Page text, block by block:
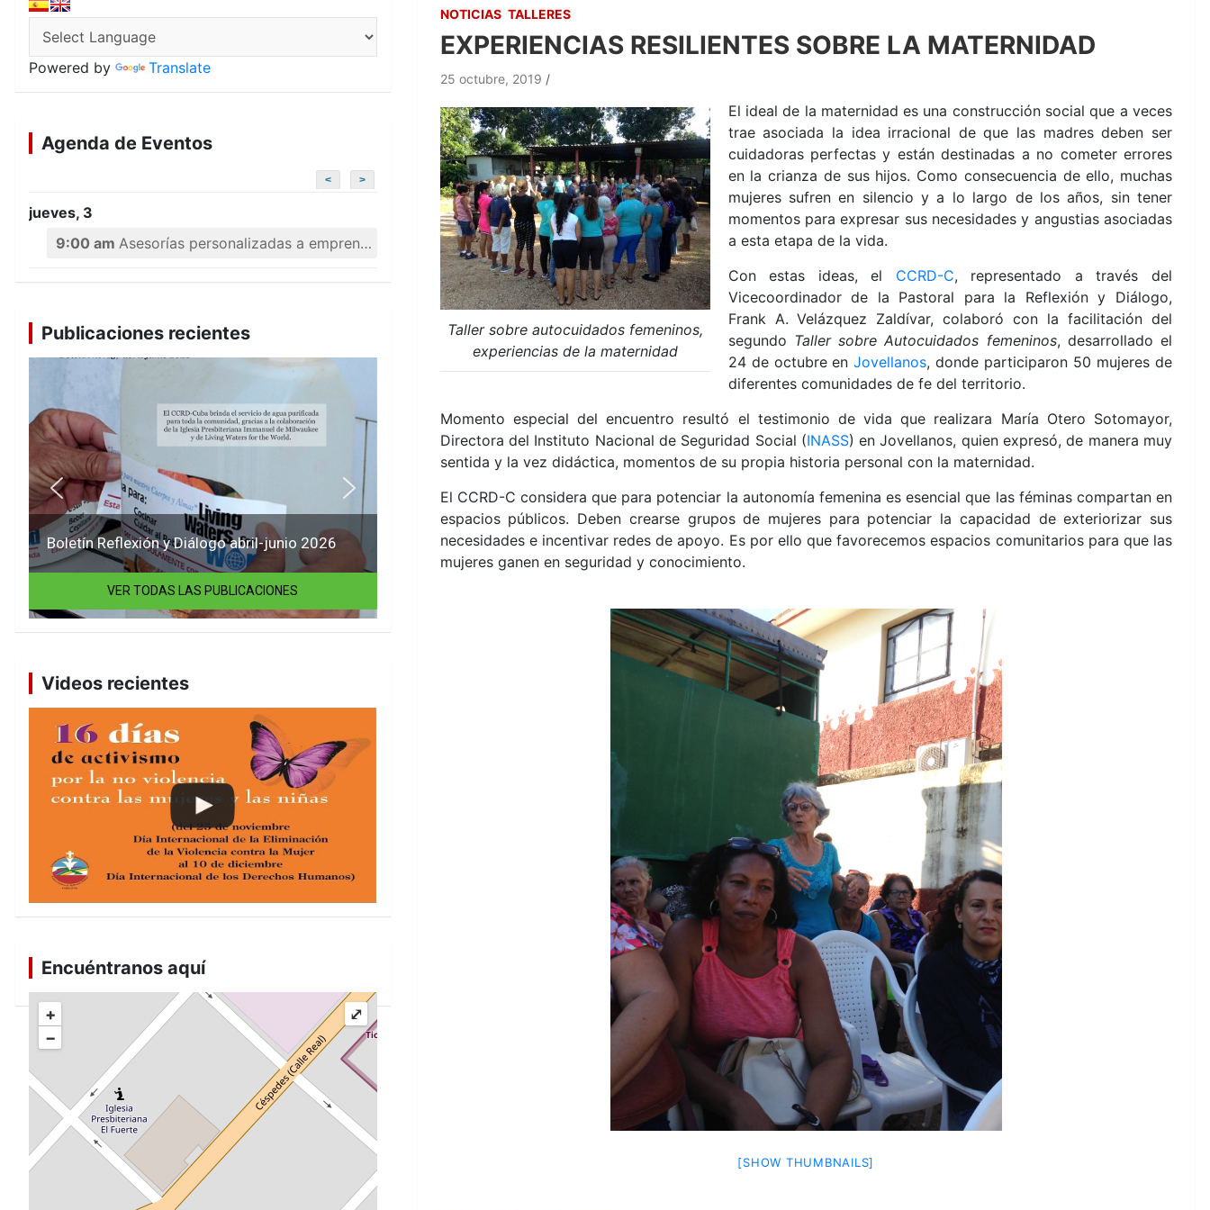
NOTICIAS TALLERES
EXPERIENCIAS RESILIENTES SOBRE LA MATERNIDAD
25 octubre, 2019
Taller sobre autocuidados femeninos,
experiencias de la maternidad
El ideal de la maternidad es una construcción social que a veces
trae asociada la idea irracional de que las madres deben ser
cuidadoras perfectas y están destinadas a no cometer errores
en la crianza de sus hijos. Como consecuencia de ello, muchas
mujeres sufren en silencio y a lo largo de los años, sin tener
momentos para expresar sus necesidades y angustias asociadas
a esta etapa de la vida.
Con estas ideas, el CCRD-C, representado a través del
Vicecoordinador de la Pastoral para la Reflexión y Diálogo,
Frank A. Velázquez Zaldívar, colaboró con la facilitación del
segundo Taller sobre Autocuidados femeninos, desarrollado el
24 de octubre enJovellanos, donde participaron 50 mujeres de
diferentes comunidades de fe del territorio.
Momento especial del encuentro resultó el testimonio de vida que realizara María Otero Sotomayor,
Directora del Instituto Nacional de Seguridad Social (INASS) en Jovellanos, quien expresó, de manera muy
sentida y la vez didáctica, momentos de su propia historia personal con la maternidad.
El CCRD-C considera que para potenciar la autonomía femenina es esencial que las féminas compartan en
espacios públicos. Deben crearse grupos de mujeres para potenciar la capacidad de exteriorizar sus
necesidades e incentivar redes de apoyo. Es por ello que favorecemos espacios comunitarios para que las
mujeres ganen en seguridad y conocimiento.
[SHOW THUMBNAILS]
Powered by Translate
Agenda de Eventos
< >
jueves, 3
9:00 am Asesorías personalizadas a emprendedores
Publicaciones recientes
Boletín Reflexión y Diálogo abril-junio 2026
VER TODAS LAS PUBLICACIONES
Videos recientes
Encuéntranos aquí
+
−
⤢